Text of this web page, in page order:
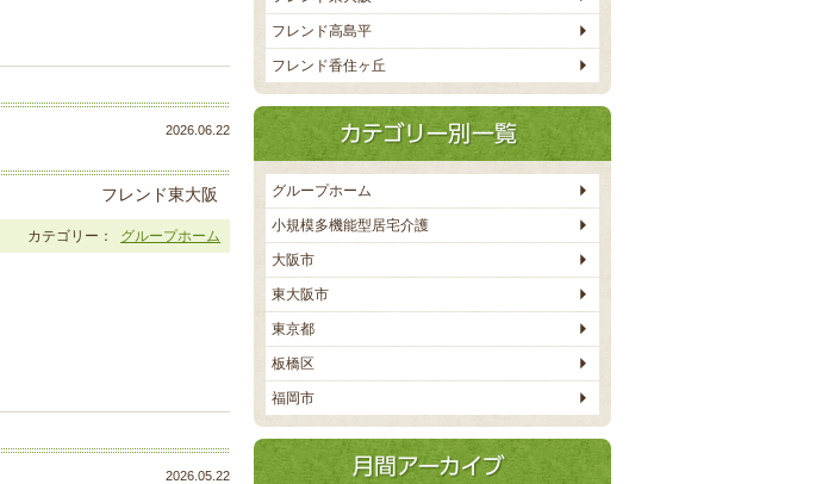
2026.06.22
フレンド東大阪
カテゴリー： グループホーム
2026.05.22
フレンド高島平
フレンド香住ヶ丘
グループホーム
小規模多機能型居宅介護
大阪市
東大阪市
東京都
板橋区
福岡市